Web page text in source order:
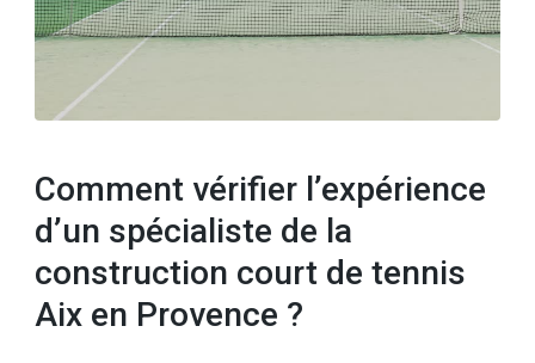
Comment vérifier l’expérience
d’un spécialiste de la
construction court de tennis
Aix en Provence ?